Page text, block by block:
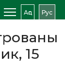
Аԥс Рус
15